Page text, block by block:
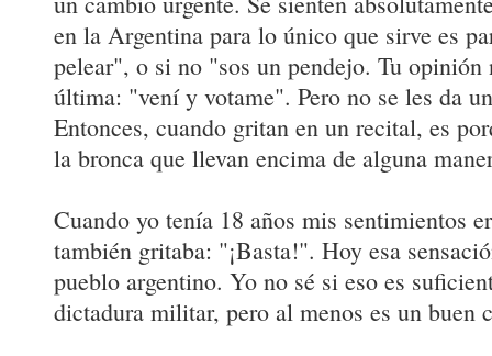
en la Argentina para lo único que sirve es
pelear", o si no "sos un pendejo. Tu
última: "vení y votame". Pero no se les da
Entonces, cuando gritan en un recital, es
la bronca que llevan encima de alguna
Cuando yo tenía 18 años mis sentimientos
también gritaba: "¡Basta!". Hoy esa
pueblo argentino. Yo no sé si eso es
dictadura militar, pero al menos es un buen